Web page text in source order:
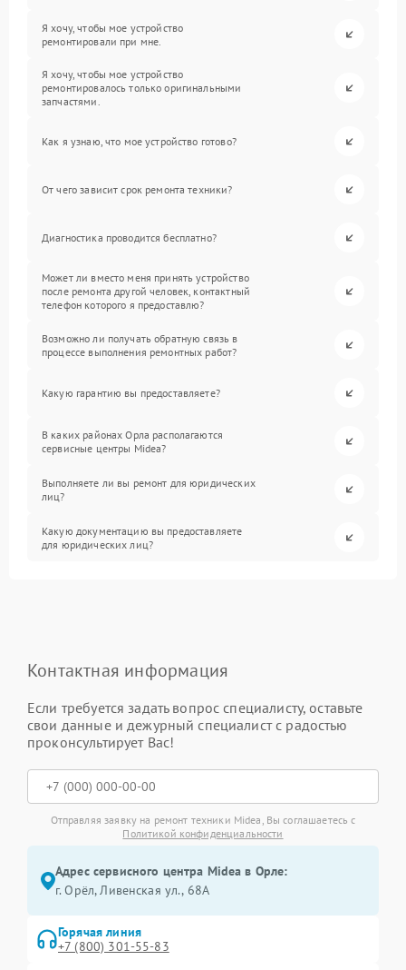
Я хочу, чтобы мое устройство
ремонтировали при мне.
Я хочу, чтобы мое устройство
ремонтировалось только оригинальными
запчастями.
Как я узнаю, что мое устройство готово?
От чего зависит срок ремонта техники?
Диагностика проводится бесплатно?
Может ли вместо меня принять устройство
после ремонта другой человек, контактный
телефон которого я предоставлю?
Возможно ли получать обратную связь в
процессе выполнения ремонтных работ?
Какую гарантию вы предоставляете?
В каких районах Орла располагаются
сервисные центры Midea?
Выполняете ли вы ремонт для юридических
лиц?
Какую документацию вы предоставляете
для юридических лиц?
Контактная информация
Если требуется задать вопрос специалисту, оставьте
свои данные и дежурный специалист с радостью
проконсультирует Вас!
Отправляя заявку на ремонт техники Midea, Вы соглашаетесь с
Политикой конфиденциальности
Адрес сервисного центра Midea в Орле:
г. Орёл, Ливенская ул., 68А
Горячая линия
+7 (800) 301-55-83